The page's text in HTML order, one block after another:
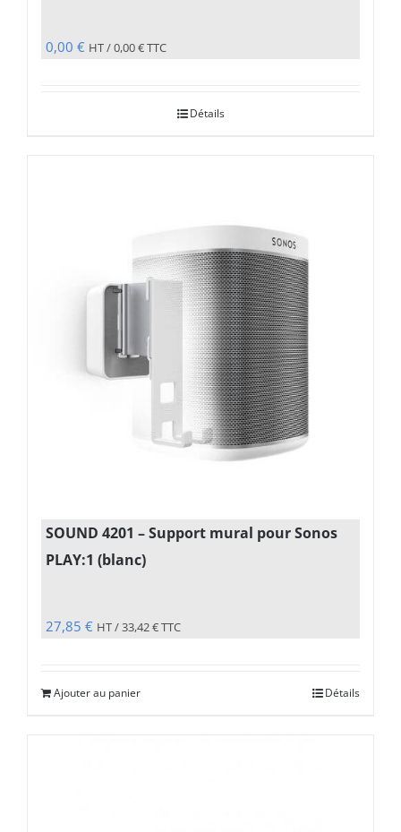
0,00 € HT /0,00€TTC
Détails
SOUND 4201 – Support mural pour Sonos
PLAY:1 (blanc)
27,85 € HT /33,42€TTC
Ajouter au panier Détails